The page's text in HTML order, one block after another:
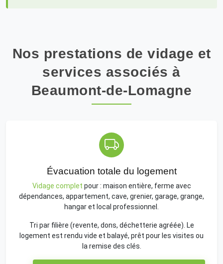
Nos prestations de vidage et
services associés à
Beaumont-de-Lomagne
Évacuation totale du logement
Vidage complet pour : maison entière, ferme avec
dépendances, appartement, cave, grenier, garage, grange,
hangar et local professionnel.
Tri par filière (revente, dons, déchetterie agréée). Le
logement est rendu vide et balayé, prêt pour les visites ou
la remise des clés.